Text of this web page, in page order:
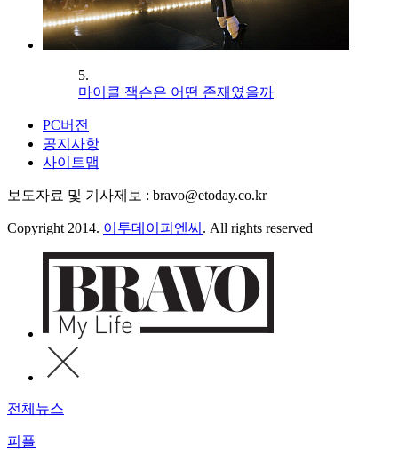
5.
마이클 잭슨은 어떤 존재였을까
PC버전
공지사항
사이트맵
보도자료 및 기사제보 : bravo@etoday.co.kr
Copyright 2014. 이투데이피엔씨 . All rights reserved
전체뉴스
피플